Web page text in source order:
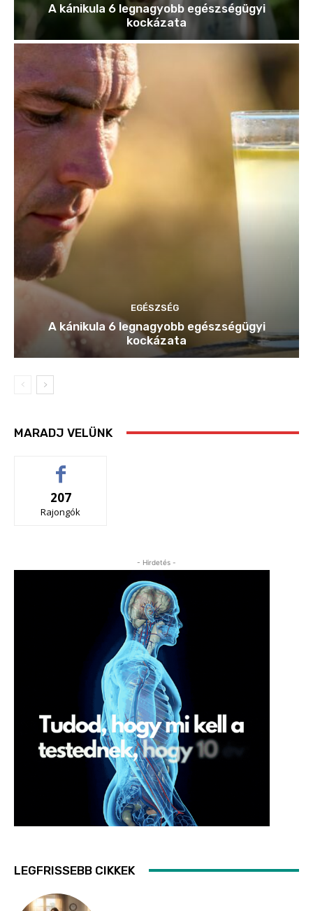
A kánikula 6 legnagyobb egészségügyi
kockázata
EGÉSZSÉG
A kánikula 6 legnagyobb egészségügyi
kockázata
MARADJ VELÜNK
207
Rajongók
- Hirdetés -
LEGFRISSEBB CIKKEK